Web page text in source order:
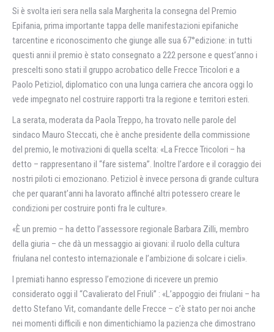
Si è svolta ieri sera nella sala Margherita la consegna del Premio
Epifania, prima importante tappa delle manifestazioni epifaniche
tarcentine e riconoscimento che giunge alle sua 67°edizione: in tutti
questi anni il premio è stato consegnato a 222 persone e quest’anno i
prescelti sono stati il gruppo acrobatico delle Frecce Tricolori e a
Paolo Petiziol, diplomatico con una lunga carriera che ancora oggi lo
vede impegnato nel costruire rapporti tra la regione e territori esteri.
La serata, moderata da Paola Treppo, ha trovato nelle parole del
sindaco Mauro Steccati, che è anche presidente della commissione
del premio, le motivazioni di quella scelta: «La Frecce Tricolori – ha
detto – rappresentano il “fare sistema”. Inoltre l’ardore e il coraggio dei
nostri piloti ci emozionano. Petiziol è invece persona di grande cultura
che per quarant’anni ha lavorato affinché altri potessero creare le
condizioni per costruire ponti fra le culture».
«È un premio – ha detto l’assessore regionale Barbara Zilli, membro
della giuria – che dà un messaggio ai giovani: il ruolo della cultura
friulana nel contesto internazionale e l’ambizione di solcare i cieli».
I premiati hanno espresso l’emozione di ricevere un premio
considerato oggi il “Cavalierato del Friuli” : «L’appoggio dei friulani – ha
detto Stefano Vit, comandante delle Frecce – c’è stato per noi anche
nei momenti difficili e non dimentichiamo la pazienza che dimostrano